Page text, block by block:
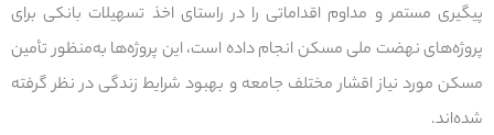
پیگیری مستمر و مداوم اقداماتی را در راستای اخذ تسهیلات بانکی برای
پروژه‌های نهضت ملی مسکن انجام داده است، این پروژه‌ها به‌منظور تأمین
مسکن مورد نیاز اقشار مختلف جامعه و بهبود شرایط زندگی در نظر گرفته
شده‌اند.